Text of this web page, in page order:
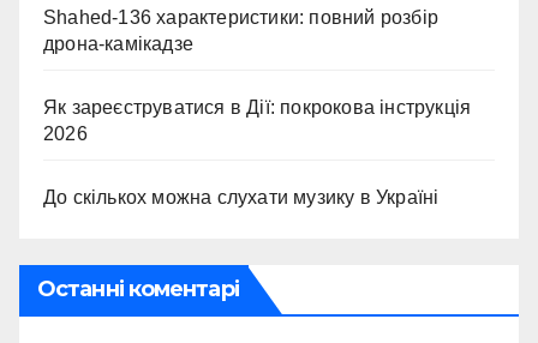
Shahed-136 характеристики: повний розбір
дрона-камікадзе
Як зареєструватися в Дії: покрокова інструкція
2026
До скількох можна слухати музику в Україні
Останні коментарі